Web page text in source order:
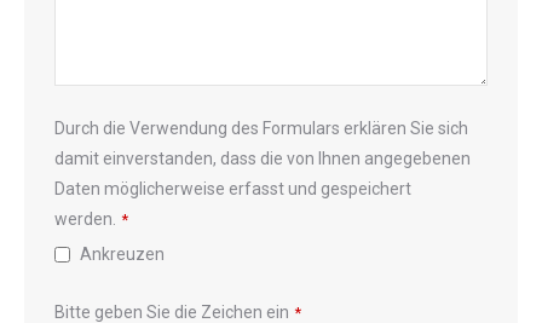
Durch die Verwendung des Formulars erklären Sie sich
damit einverstanden, dass die von Ihnen angegebenen
Daten möglicherweise erfasst und gespeichert
werden. *
Ankreuzen
Bitte geben Sie die Zeichen ein *